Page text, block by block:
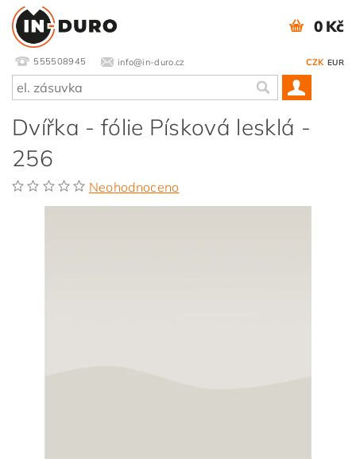
555508945 info@in-duro.cz CZK EUR
0 Kč
Dvířka - fólie Písková lesklá -
256
Neohodnoceno